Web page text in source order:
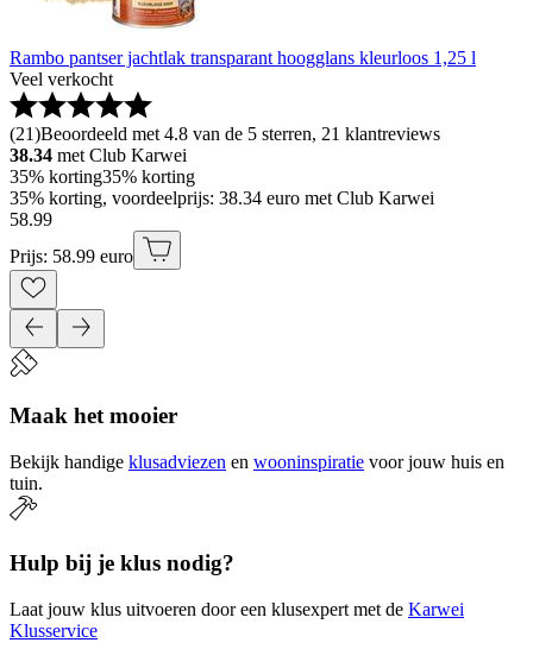
Rambo pantser jachtlak transparant hoogglans kleurloos 1,25 l
Veel verkocht
(21)Beoordeeld met 4.8 van de 5 sterren, 21 klantreviews
38.34 met Club Karwei
35% korting35% korting
35% korting, voordeelprijs: 38.34 euro met Club Karwei
58.99
Prijs: 58.99 euro
Maak het mooier
Bekijk handige klusadviezen en wooninspiratie voor jouw huis en
tuin.
Hulp bij je klus nodig?
Laat jouw klus uitvoeren door een klusexpert met de Karwei
Klusservice